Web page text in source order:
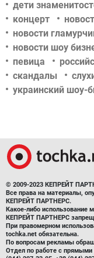
дети
концерт
новости
новости шоу
певица
скандалы
украинский шоу-
© 2009-2023 КЕПРЕЙТ
Все права на материалы,
КЕПРЕЙТ ПАРТНЕРС.
Какое-либо использование
КЕПРЕЙТ ПАРТНЕРС
При правомерном
tochka.net обязательна.
По вопросам рекламы
Отдел по работе с прямыми